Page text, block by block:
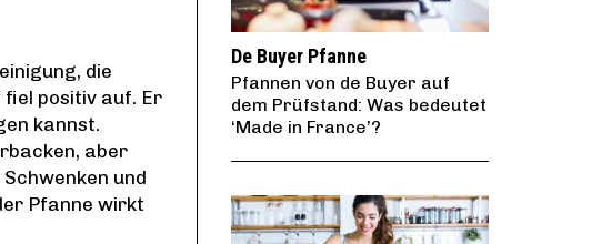
die
fiel positiv auf. Er
kannst.
aber
und
Pfanne wirkt
De Buyer Pfanne
Pfannen von de Buyer auf
dem Prüfstand: Was bedeutet
‘Made in France’?